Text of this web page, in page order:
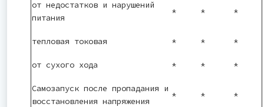
от недостатков и нарушений
питания
* * *
тепловая токовая * * *
от сухого хода * * *
Самозапуск после пропадания и
восстановления напряжения
* * *